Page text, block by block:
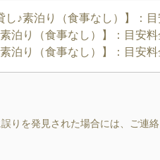
♪素泊り（食事なし）】：
泊り（食事なし）】：目安
りを発見された場合には、ご連絡